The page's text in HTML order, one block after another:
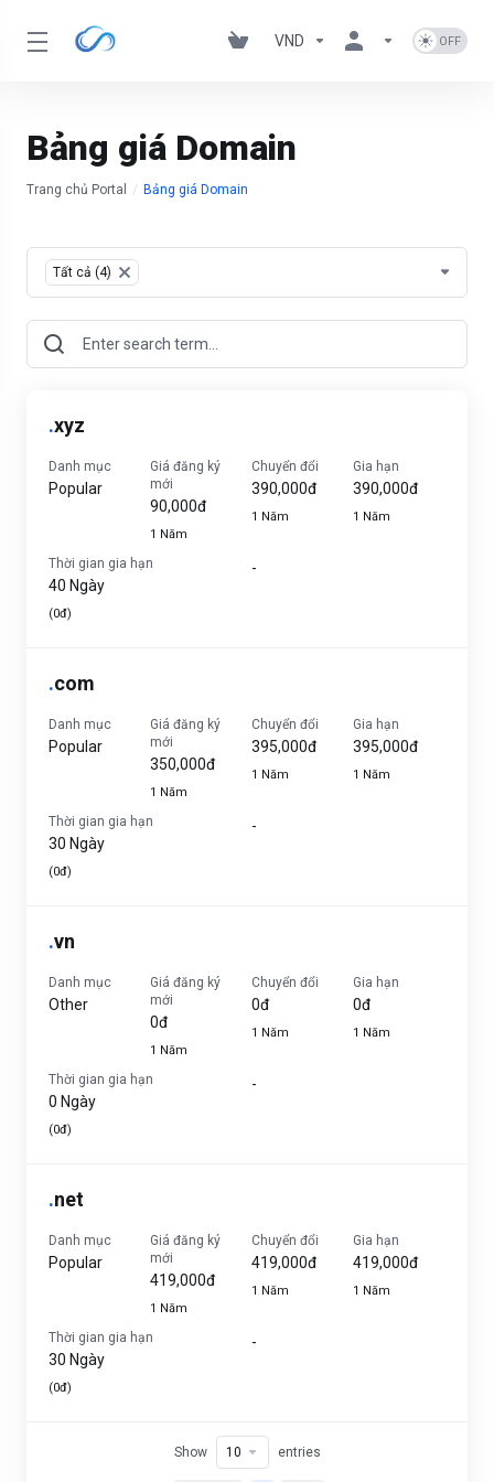
VND
Bảng giá Domain
Trang chủ Portal Bảng giá Domain
Table Filter
Tất cả (4) ×
.xyz
Danh mục
Popular
Giá đăng ký
mới
90,000đ
1 Năm
Chuyển đổi
390,000đ
1 Năm
Gia hạn
390,000đ
1 Năm
Thời gian gia hạn
40 Ngày
(0đ)
-
.com
Danh mục
Popular
Giá đăng ký
mới
350,000đ
1 Năm
Chuyển đổi
395,000đ
1 Năm
Gia hạn
395,000đ
1 Năm
Thời gian gia hạn
30 Ngày
(0đ)
-
.vn
Danh mục
Other
Giá đăng ký
mới
0đ
1 Năm
Chuyển đổi
0đ
1 Năm
Gia hạn
0đ
1 Năm
Thời gian gia hạn
0 Ngày
(0đ)
-
.net
Danh mục
Popular
Giá đăng ký
mới
419,000đ
1 Năm
Chuyển đổi
419,000đ
1 Năm
Gia hạn
419,000đ
1 Năm
Thời gian gia hạn
30 Ngày
(0đ)
-
Show entries